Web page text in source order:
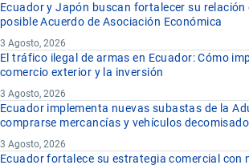
Ecuador y Japón buscan fortalecer su relación
posible Acuerdo de Asociación Económica
3 Agosto, 2026
El tráfico ilegal de armas en Ecuador: Cómo
comercio exterior y la inversión
3 Agosto, 2026
Ecuador implementa nuevas subastas de la
comprarse mercancías y vehículos
3 Agosto, 2026
Ecuador fortalece su estrategia comercial con